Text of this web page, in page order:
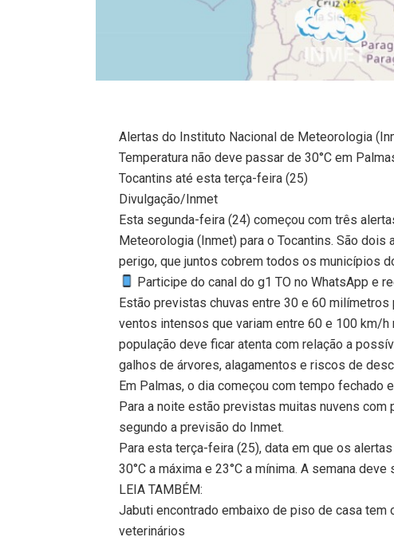
Alertas do Instituto Nacional de Meteorologia
Temperatura não deve passar de 30°C em
Tocantins até esta terça-feira (25)
Divulgação/Inmet
Esta segunda-feira (24) começou com três
Meteorologia (Inmet) para o Tocantins. São dois
perigo, que juntos cobrem todos os municípios
Participe do canal do g1 TO no WhatsApp e
Estão previstas chuvas entre 30 e 60
ventos intensos que variam entre 60 e 100 km/
população deve ficar atenta com relação a
galhos de árvores, alagamentos e riscos de
Em Palmas, o dia começou com tempo fechado
Para a noite estão previstas muitas nuvens com
segundo a previsão do Inmet.
Para esta terça-feira (25), data em que os
30°C a máxima e 23°C a mínima. A semana
LEIA TAMBÉM:
Jabuti encontrado embaixo de piso de casa
veterinários